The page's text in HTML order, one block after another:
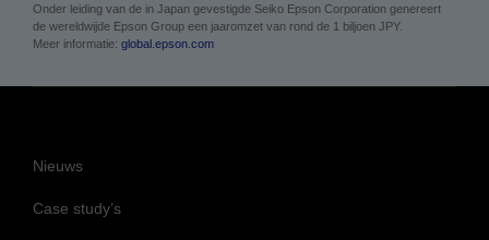
Onder leiding van de in Japan gevestigde Seiko Epson Corporation genereert
de wereldwijde Epson Group een jaaromzet van rond de 1 biljoen JPY.
Meer informatie: global.epson.com
Nieuws
Case study’s